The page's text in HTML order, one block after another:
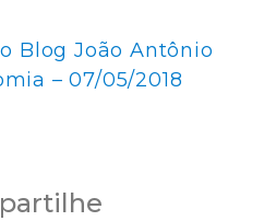
Blog João Antônio
– 07/05/2018